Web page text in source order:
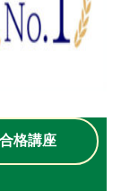
格講座